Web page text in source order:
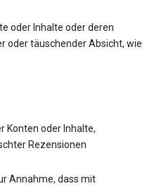
oder Inhalte oder deren
oder täuschender Absicht, wie
Konten oder Inhalte,
Rezensionen
Annahme, dass mit